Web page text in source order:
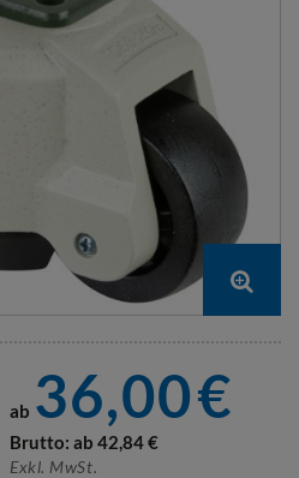
ab 36,00€
Brutto: ab 42,84€
Exkl. MwSt.